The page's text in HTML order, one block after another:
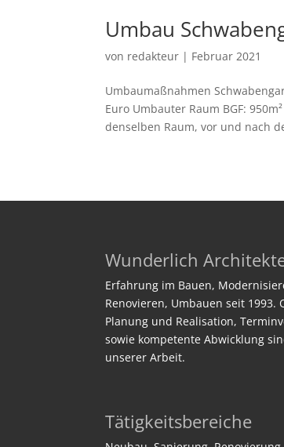
Umbau
von redakteur | Februar 2021
Umbaumaßnahmen
Euro Umbauter Raum BGF:
denselben Raum, vor und nach
Wunderlich
Erfahrung im Bauen,
Renovieren, Umbauen seit 1993.
Planung und Realisation,
sowie kompetente Abwicklung
unserer Arbeit.
Tätigkeitsbereiche